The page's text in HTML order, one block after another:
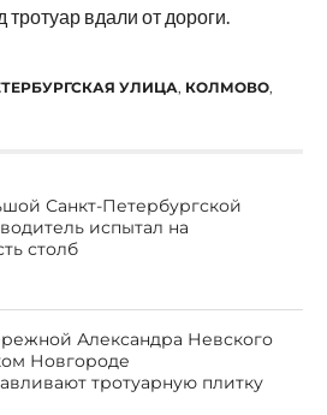
вдали от дороги.
УЛИЦА, КОЛМОВО,
Санкт-Петербургской
испытал на
столб
Александра Невского
Новгороде
тротуарную плитку